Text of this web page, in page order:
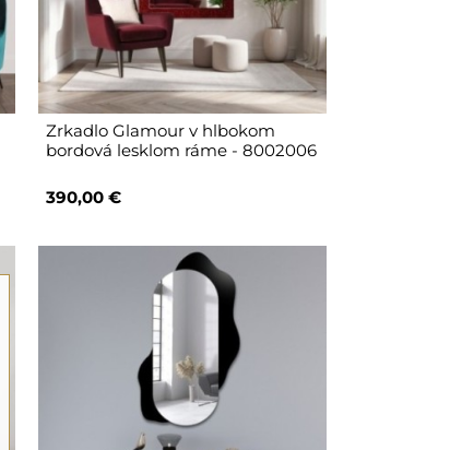
Zrkadlo Glamour v hlbokom
bordová lesklom ráme - 8002006
390,00 €